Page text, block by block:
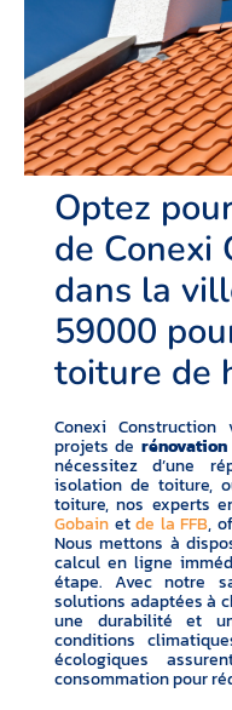
Optez
de Conexi
dans la
59000
toiture de
Conexi
projets de
nécessitez d’une
isolation de toiture,
toiture, nos experts
Gobain etde la FFB,
Nous mettons à
calcul en ligne
étape. Avec notre
solutions adaptées à
une durabilité et
conditions
écologiques
consommation pour